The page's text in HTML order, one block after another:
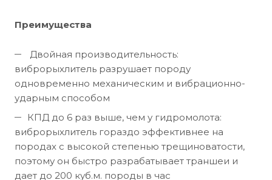
Преимущества
Двойная производительность:
виброрыхлитель разрушает породу
одновременно механическим и вибрационно-
ударным способом
КПД до 6 раз выше, чем у гидромолота:
виброрыхлитель гораздо эффективнее на
породах с высокой степенью трещиноватости,
поэтому он быстро разрабатывает траншеи и
дает до 200 куб.м. породы в час